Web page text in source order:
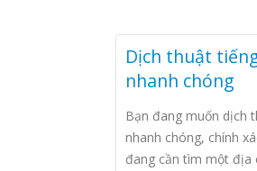
Dịch thuật
nhanh chóng
Bạn đang muốn dịch
nhanh chóng, chính
đang cần tìm một địa